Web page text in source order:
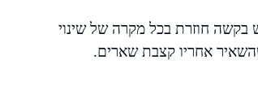
חוזרת בכל מקרה של שינוי
אחריו קצבת שארים.